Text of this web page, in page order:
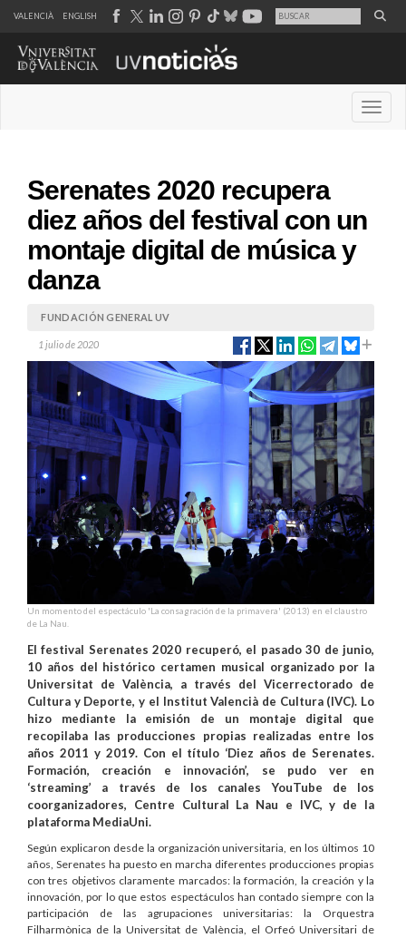
VALENCIÀ ENGLISH
Serenates 2020 recupera
diez años del festival con un
montaje digital de música y
danza
FUNDACIÓN GENERAL UV
1 julio de 2020
Un momento del espectáculo 'La consagración de la primavera' (2013) en el claustro
de La Nau.
El festival Serenates 2020 recuperó, el pasado 30 de junio,
10 años del histórico certamen musical organizado por la
Universitat de València, a través del Vicerrectorado de
Cultura y Deporte, y el Institut Valencià de Cultura (IVC). Lo
hizo mediante la emisión de un montaje digital que
recopilaba las producciones propias realizadas entre los
años 2011 y 2019. Con el título ‘Diez años de Serenates.
Formación, creación e innovación’, se pudo ver en
‘streaming’ a través de los canales YouTube de los
coorganizadores, Centre Cultural La Nau e IVC, y de la
plataforma MediaUni.
Según explicaron desde la organización universitaria, en los últimos 10
años, Serenates ha puesto en marcha diferentes producciones propias
con tres objetivos claramente marcados: la formación, la creación y la
innovación, por lo que estos espectáculos han contado siempre con la
participación de las agrupaciones universitarias: la Orquestra
Filharmònica de la Universitat de València, el Orfeó Universitari de